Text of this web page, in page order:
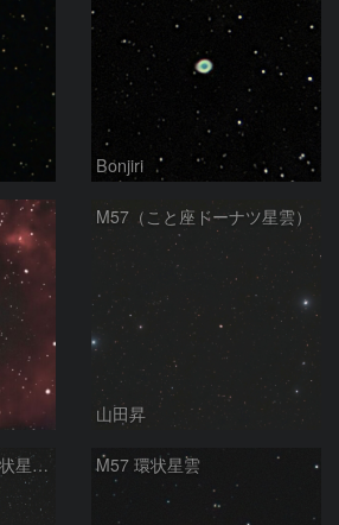
Bonjiri
M57（こと座ドーナツ星雲）
山田昇
M57 (NGC6720) (惑星状星雲) (2026/05/17) M57 環状星雲